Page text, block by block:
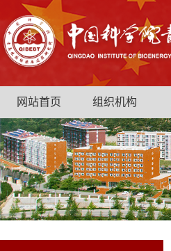
网站首页 组织机构